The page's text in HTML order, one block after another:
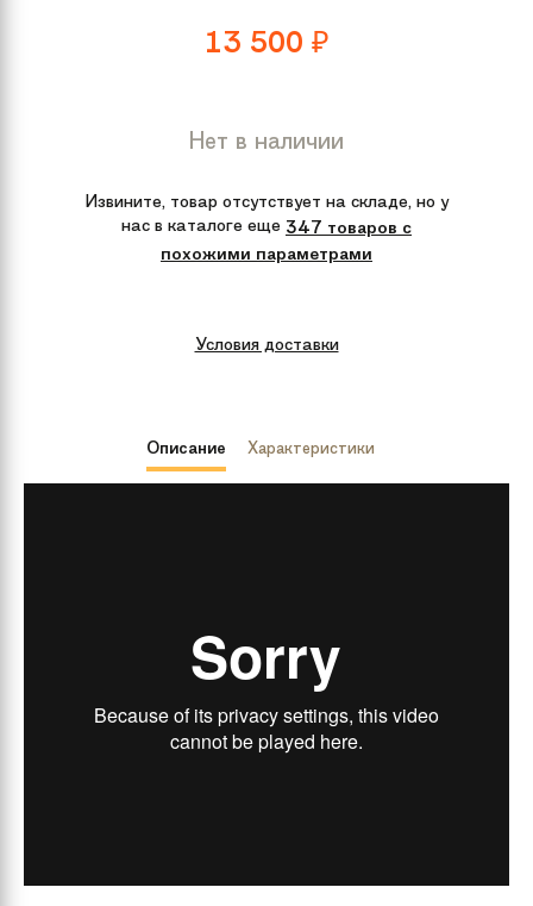
13 500 ₽
Нет в наличии
Извините, товар отсутствует на складе, но у
нас в каталоге еще 347 товаров с
похожими параметрами
Условия доставки
Описание Характеристики